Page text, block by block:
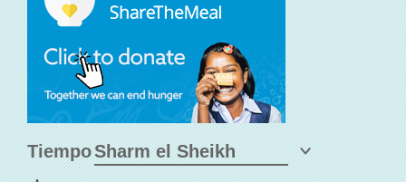
de coral en el agujero azul a unos 7 metros. Para
buzos técnicos, el agujero azul en sí es literalmente
un agujero en el arrecife que tiene unos 56 metros
de ancho y una profundidad máxima de 90 a 120
metros. La característica más importante del agujero
azul es el arco a 56 metros y desemboca a mar
abierto. Una forma de localizar el arco es bajar a 30
encontrará un barranco arenoso, siguiendo el
Tiempo